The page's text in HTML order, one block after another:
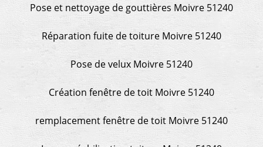
Pose et nettoyage de gouttières Moivre 51240
Réparation fuite de toiture Moivre 51240
Pose de velux Moivre 51240
Création fenêtre de toit Moivre 51240
remplacement fenêtre de toit Moivre 51240